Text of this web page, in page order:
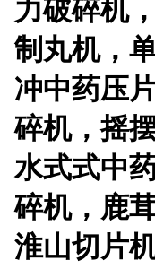
力破碎机
制丸机，
冲中药压
碎机，摇
水式式中
碎机，鹿
淮山切片